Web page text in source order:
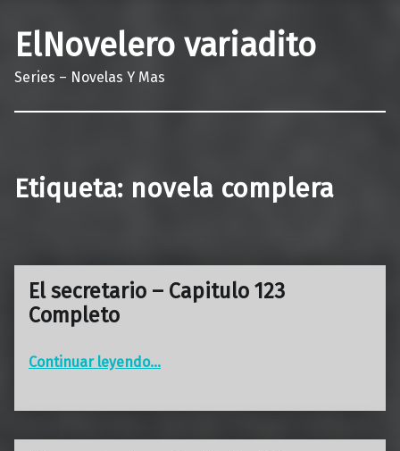
ElNovelero variadito
Series – Novelas Y Mas
Etiqueta: novela complera
El secretario – Capitulo 123
Completo
Continuar leyendo…